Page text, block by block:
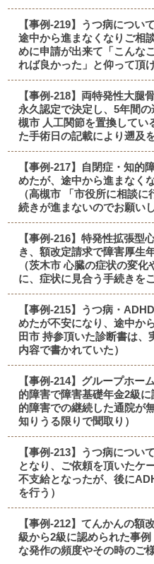
【事例-219】うつ病につい
途中から進まなくなりご相
めに申請が出来て「こんな
れば良かった」と仰って頂
【事例-218】両特発性大腿
永久認定で決定し、5年間
槻市 人工関節を置換してい
た手術日の記載により遡及を
【事例-217】自閉症・知的
めたが、途中から進まなく
（高槻市 「市役所に相談
続きが進まないのでお願い
【事例-216】特発性拡張型
き、額改定請求で障害厚生
（茨木市 心臓の症状の変
に、症状に見合う手続きを
【事例-215】うつ病・
めたが不安になり、途中か
田市 持参頂いた診断書は
内容で書かれていた）
【事例-214】グループホー
的障害で障害基礎年金2級
的障害での継続した通院が
知りうる限りで聞取り）
【事例-213】うつ病につい
となり、ご依頼を頂いたケ
不支給となったが、後に
を行う）
【事例-212】てんかんの額
級から2級に認められた事
な発作の頻度やその時のご